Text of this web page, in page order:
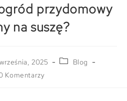
przydomowy
na suszę?
2025
Blog
Komentarzy